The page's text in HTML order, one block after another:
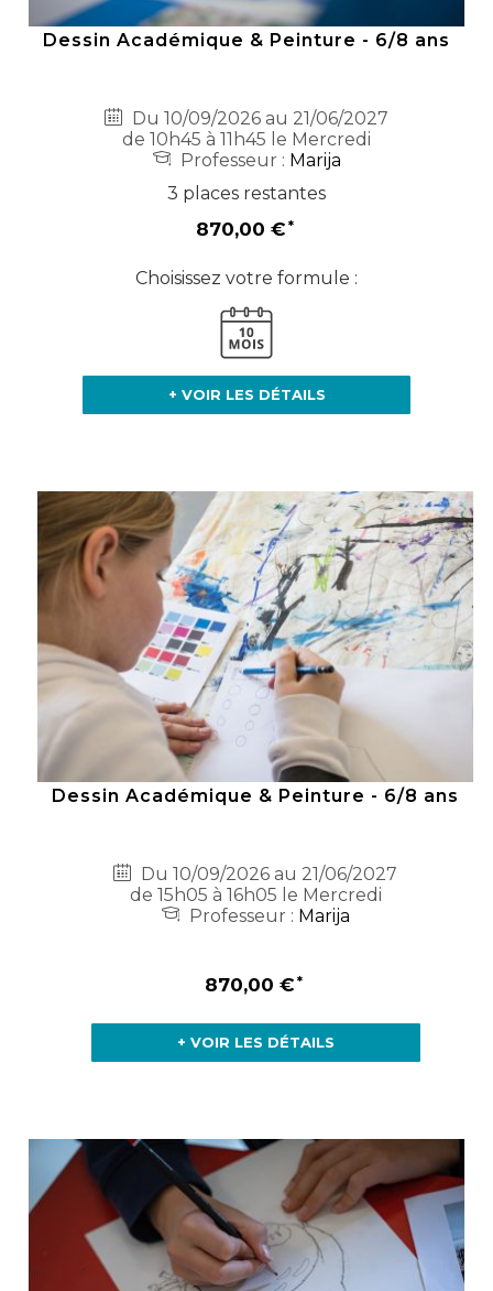
Dessin Académique & Peinture - 6/8 ans
Du 10/09/2026 au 21/06/2027
de 10h45 à 11h45 le Mercredi
Professeur : Marija
3 places restantes
870,00 €
Choisissez votre formule :
+ VOIR LES DÉTAILS
Dessin Académique & Peinture - 6/8 ans
Du 10/09/2026 au 21/06/2027
de 15h05 à 16h05 le Mercredi
Professeur : Marija
870,00 €
+ VOIR LES DÉTAILS